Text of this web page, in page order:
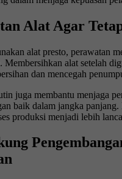
Alat Agar
alat presto, perawatan
Membersihkan alat setelah
dan mencegah
juga membantu menjaga
baik dalam jangka panjang.
produksi menjadi lebih